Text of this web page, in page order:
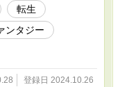
覚えていたし、ぶっ
やばくね？！主人公
生勝ち組じゃん！」
いや、まぁ殺された
後だったが､､､。 ち
味方に倒され、俺の人
ど。 どこかの神様の
転生
ンタジー
登録日 2024.10.26